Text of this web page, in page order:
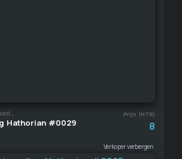
The Traveling Hathorian Prijs (HTR)
Hathorian #0029 8
Verkoper verbergen